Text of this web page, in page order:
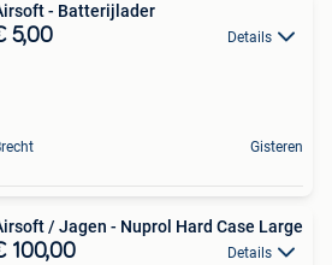
- Batterijlader
5,00 Details
Gisteren
/ Jagen - Nuprol Hard Case Large
100,00 Details